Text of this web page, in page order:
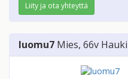
Liity ja ota yhteyttä
luomu7 Mies, 66v